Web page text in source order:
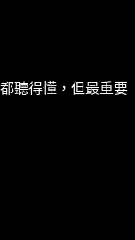
聽得懂，但最重要